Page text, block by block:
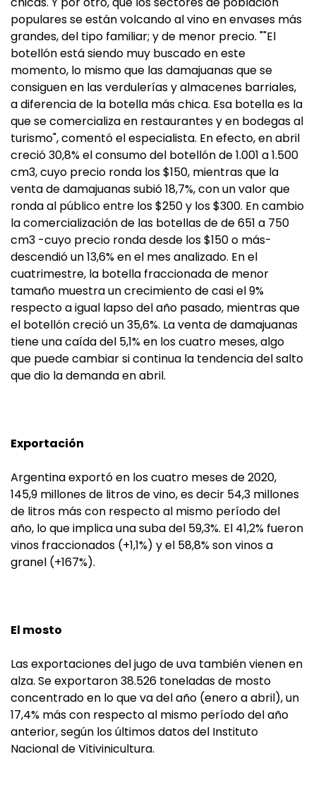
populares se están volcando al vino en envases más
grandes, del tipo familiar; y de menor precio. ""El
botellón está siendo muy buscado en este
momento, lo mismo que las damajuanas que se
consiguen en las verdulerías y almacenes barriales,
a diferencia de la botella más chica. Esa botella es la
que se comercializa en restaurantes y en bodegas al
turismo", comentó el especialista. En efecto, en abril
creció 30,8% el consumo del botellón de 1.001 a 1.500
cm3, cuyo precio ronda los $150, mientras que la
venta de damajuanas subió 18,7%, con un valor que
ronda al público entre los $250 y los $300. En cambio
la comercialización de las botellas de de 651 a 750
cm3 -cuyo precio ronda desde los $150 o más-
descendió un 13,6% en el mes analizado. En el
cuatrimestre, la botella fraccionada de menor
tamaño muestra un crecimiento de casi el 9%
respecto a igual lapso del año pasado, mientras que
el botellón creció un 35,6%. La venta de damajuanas
tiene una caída del 5,1% en los cuatro meses, algo
que puede cambiar si continua la tendencia del salto
que dio la demanda en abril.
Exportación
Argentina exportó en los cuatro meses de 2020,
145,9 millones de litros de vino, es decir 54,3 millones
de litros más con respecto al mismo período del
año, lo que implica una suba del 59,3%. El 41,2% fueron
vinos fraccionados (+1,1%) y el 58,8% son vinos a
granel (+167%).
El mosto
Las exportaciones del jugo de uva también vienen en
alza. Se exportaron 38.526 toneladas de mosto
concentrado en lo que va del año (enero a abril), un
17,4% más con respecto al mismo período del año
anterior, según los últimos datos del Instituto
Nacional de Vitivinicultura.